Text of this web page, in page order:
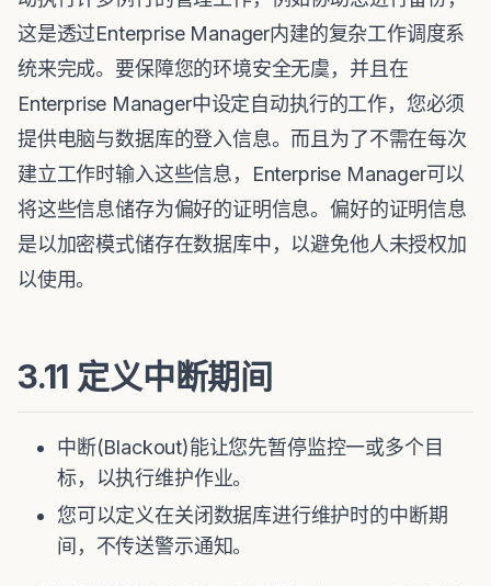
这是透过Enterprise Manager内建的复杂工作调度系
统来完成。要保障您的环境安全无虞，并且在
Enterprise Manager中设定自动执行的工作，您必须
提供电脑与数据库的登入信息。而且为了不需在每次
建立工作时输入这些信息，Enterprise Manager可以
将这些信息储存为偏好的证明信息。偏好的证明信息
是以加密模式储存在数据库中，以避免他人未授权加
以使用。
3.11 定义中断期间
中断(Blackout)能让您先暂停监控一或多个目
标，以执行维护作业。
您可以定义在关闭数据库进行维护时的中断期
间，不传送警示通知。